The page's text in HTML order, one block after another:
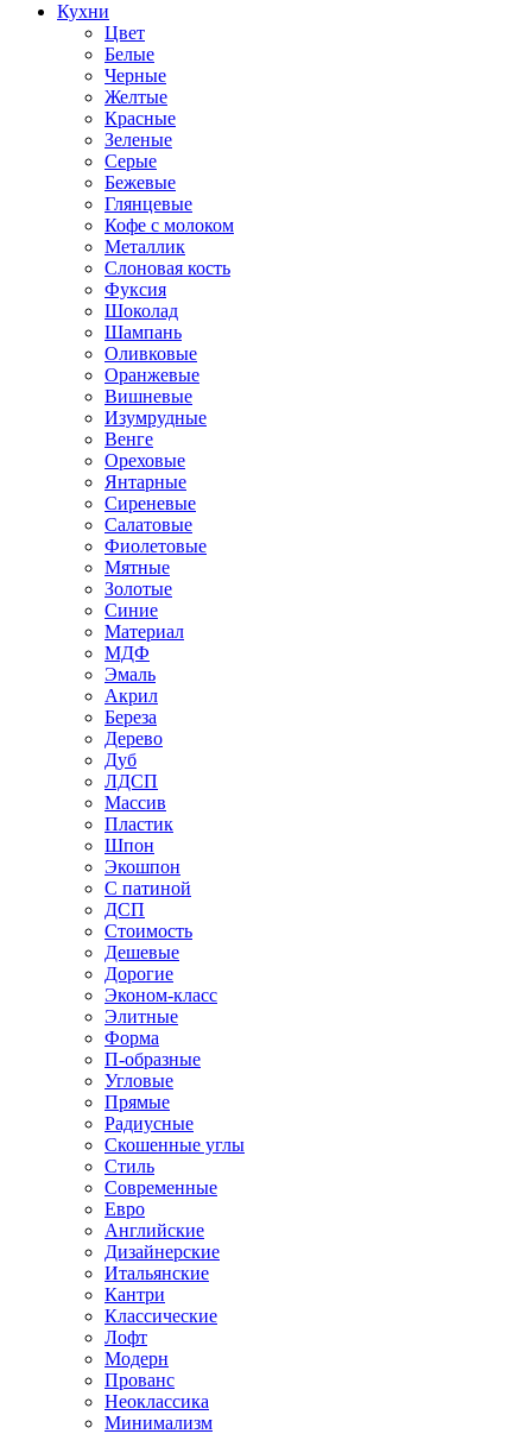
Кухни
Цвет
Белые
Черные
Желтые
Красные
Зеленые
Серые
Бежевые
Глянцевые
Кофе с молоком
Металлик
Слоновая кость
Фуксия
Шоколад
Шампань
Оливковые
Оранжевые
Вишневые
Изумрудные
Венге
Ореховые
Янтарные
Сиреневые
Салатовые
Фиолетовые
Мятные
Золотые
Синие
Материал
МДФ
Эмаль
Акрил
Береза
Дерево
Дуб
ЛДСП
Массив
Пластик
Шпон
Экошпон
С патиной
ДСП
Стоимость
Дешевые
Дорогие
Эконом-класс
Элитные
Форма
П-образные
Угловые
Прямые
Радиусные
Скошенные углы
Стиль
Современные
Евро
Английские
Дизайнерские
Итальянские
Кантри
Классические
Лофт
Модерн
Прованс
Неоклассика
Минимализм